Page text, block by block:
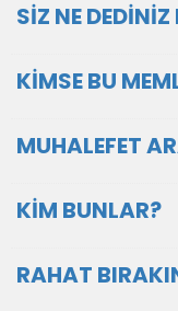
SİZ NE
KİMSE BU
MUHALEFET
KİM BUNLAR?
RAHAT